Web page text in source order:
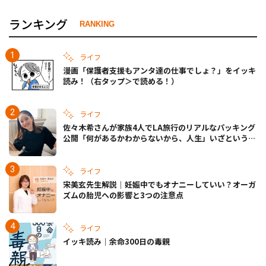
ランキング RANKING
ライフ
漫画「保護者支援もアンタ達の仕事でしょ？」をイッキ
読み！（右タップ＞で読める！）
ライフ
佐々木希さんが家族4人でLA旅行のリアルなパッキング
公開「何があるかわからないから、人生」いざというと
ライフ
宋美玄先生解説｜妊娠中でもオナニーしていい？オーガ
ズムの胎児への影響と3つの注意点
ライフ
イッキ読み｜余命300日の毒親